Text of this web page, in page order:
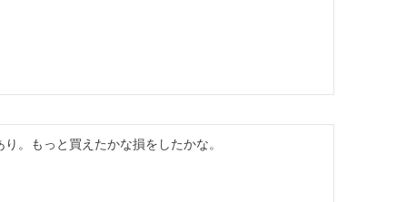
。もっと買えたかな損をしたかな。